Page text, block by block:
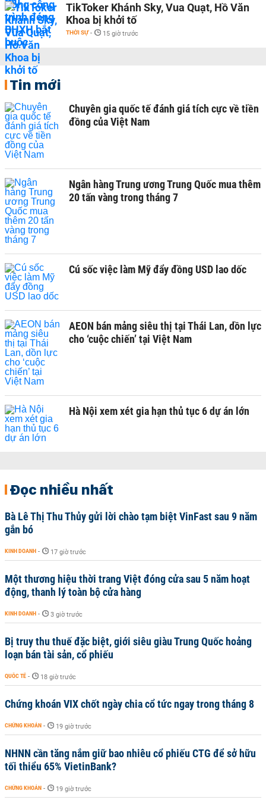
TikToker Khánh Sky, Vua Quạt, Hồ Văn
Khoa bị khởi tố
THỜI SỰ - 15 giờ trước
Tin mới
Chuyên gia quốc tế đánh giá tích cực về tiền
đồng của Việt Nam
Ngân hàng Trung ương Trung Quốc mua thêm
20 tấn vàng trong tháng 7
Cú sốc việc làm Mỹ đẩy đồng USD lao dốc
AEON bán mảng siêu thị tại Thái Lan, dồn lực
cho ‘cuộc chiến’ tại Việt Nam
Hà Nội xem xét gia hạn thủ tục 6 dự án lớn
Đọc nhiều nhất
Bà Lê Thị Thu Thủy gửi lời chào tạm biệt VinFast sau 9 năm
gắn bó
KINH DOANH - 17 giờ trước
Một thương hiệu thời trang Việt đóng cửa sau 5 năm hoạt
động, thanh lý toàn bộ cửa hàng
KINH DOANH - 3 giờ trước
Bị truy thu thuế đặc biệt, giới siêu giàu Trung Quốc hoảng
loạn bán tài sản, cổ phiếu
QUỐC TẾ - 18 giờ trước
Chứng khoán VIX chốt ngày chia cổ tức ngay trong tháng 8
CHỨNG KHOÁN - 19 giờ trước
NHNN cần tăng nắm giữ bao nhiêu cổ phiếu CTG để sở hữu
tối thiểu 65% VietinBank?
CHỨNG KHOÁN - 19 giờ trước